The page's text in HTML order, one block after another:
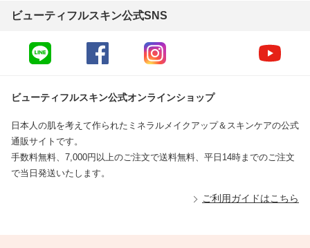
ビューティフルスキン公式SNS
ビューティフルスキン公式オンラインショップ
日本人の肌を考えて作られたミネラルメイクアップ＆スキンケアの公式
通販サイトです。
手数料無料、7,000円以上のご注文で送料無料、平日14時までのご注文
で当日発送いたします。
ご利用ガイドはこちら